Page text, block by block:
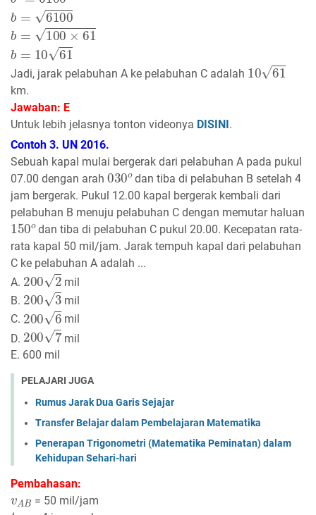
b
6100
b
100×61
b
1061
Jadi, jarak pelabuhan A ke pelabuhan C adalah
10 61
km.
Jawaban: E
Untuk lebih jelasnya tonton videonya DISINI .
Contoh 3. UN 2016.
Sebuah kapal mulai bergerak dari pelabuhan A pada pukul
07.00 dengan arah
030o
dan tiba di pelabuhan B setelah 4
jam bergerak. Pukul 12.00 kapal bergerak kembali dari
pelabuhan B menuju pelabuhan C dengan memutar haluan
150o
dan tiba di pelabuhan C pukul 20.00. Kecepatan rata-
rata kapal 50 mil/jam. Jarak tempuh kapal dari pelabuhan
C ke pelabuhan A adalah ...
A.
200 2
mil
B.
200 3
mil
C.
200 6
mil
D.
200 7
mil
E. 600 mil
PELAJARI JUGA
Rumus Jarak Dua Garis Sejajar
Transfer Belajar dalam Pembelajaran Matematika
Penerapan Trigonometri (Matematika Peminatan) dalam
Kehidupan Sehari-hari
Pembahasan:
v AB
= 50 mil/jam
tAB